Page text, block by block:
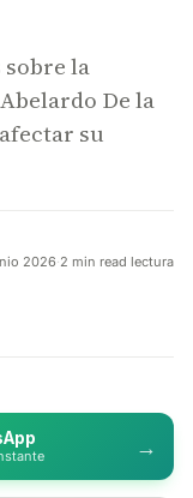
sobre la
De la
su
2026·2 min read lectura
→